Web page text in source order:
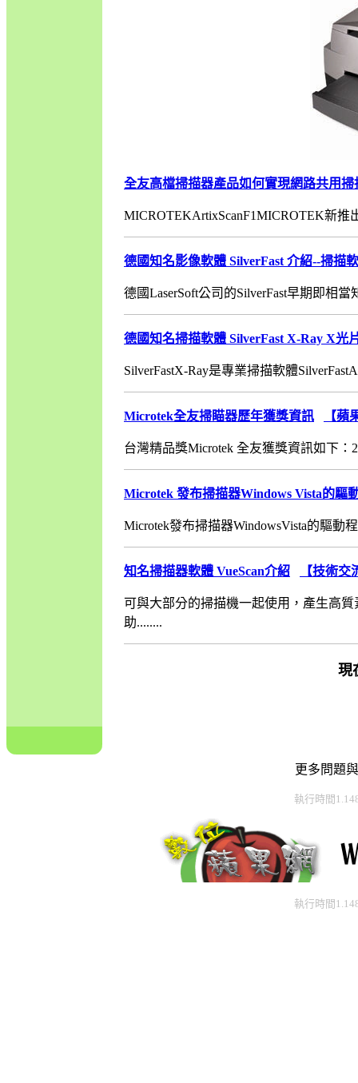
全友高檔掃描器產品如何實現網路共用掃
MICROTEKArtixScanF1MICROTEK新推
德國知名影像軟體 SilverFast 介紹--掃描
德國LaserSoft公司的SilverFast早期即相
德國知名掃描軟體 SilverFast X-Ray X光
SilverFastX-Ray是專業掃描軟體
Microtek全友掃瞄器歷年獲獎資訊 【蘋
台灣精品獎Microtek 全友獲獎資訊如下：
Microtek 發布掃描器Windows Vista的驅
Microtek發布掃描器WindowsVista的驅動
知名掃描器軟體 VueScan介紹 【技術交
可與大部分的掃描機一起使用，產生高
助........
現
更多問題
執行時間
執行時間